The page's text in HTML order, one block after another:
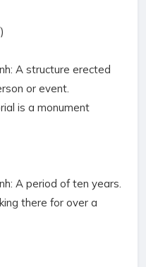
A structure erected
or event.
is a monument
A period of ten years.
there for over a